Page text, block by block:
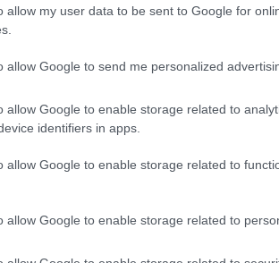
allow my user data to be sent to Google for
allow Google to send me personalized
allow Google to enable storage related to
identifiers in apps.
allow Google to enable storage related to
allow Google to enable storage related to
Με όπλο την άμυνα ο
Παναθηναϊκός
Ολυμπιακό και
Οι Πράσινοι επικράτησαν